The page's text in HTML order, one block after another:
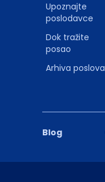
Blog
Upoznajte
poslodavce
Dok tražite
posao
Arhiva poslova